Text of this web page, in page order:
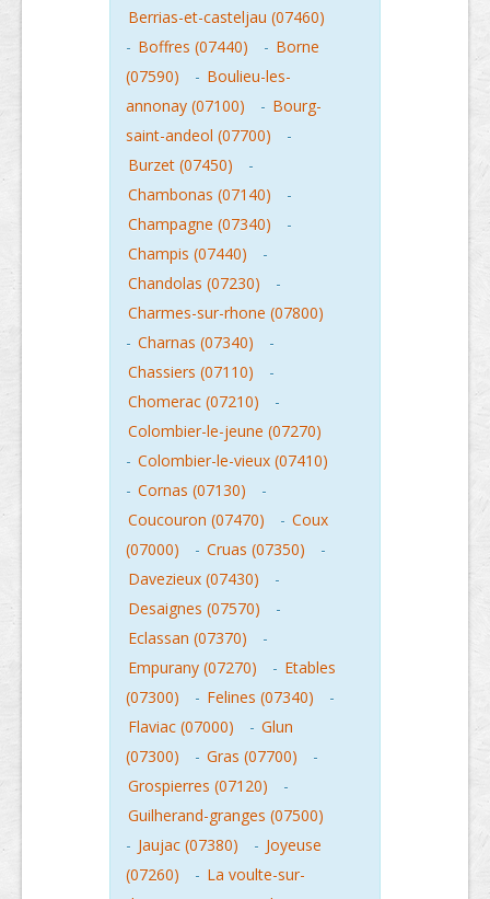
Berrias-et-casteljau (07460)
- Boffres (07440) - Borne
(07590)
- Boulieu-les-
annonay (07100)
- Bourg-
saint-andeol (07700)
-
Burzet (07450)
-
Chambonas (07140)
-
Champagne (07340)
-
Champis (07440)
-
Chandolas (07230)
-
Charmes-sur-rhone (07800)
- Charnas (07340)
-
Chassiers (07110)
-
Chomerac (07210)
-
Colombier-le-jeune (07270)
- Colombier-le-vieux (07410)
- Cornas (07130)
-
Coucouron (07470)
- Coux
(07000)
- Cruas (07350)
-
Davezieux (07430)
-
Desaignes (07570)
-
Eclassan (07370)
-
Empurany (07270)
- Etables
(07300)
- Felines (07340)
-
Flaviac (07000)
- Glun
(07300)
- Gras (07700)
-
Grospierres (07120)
-
Guilherand-granges (07500)
- Jaujac (07380) - Joyeuse
(07260)
- La voulte-sur-